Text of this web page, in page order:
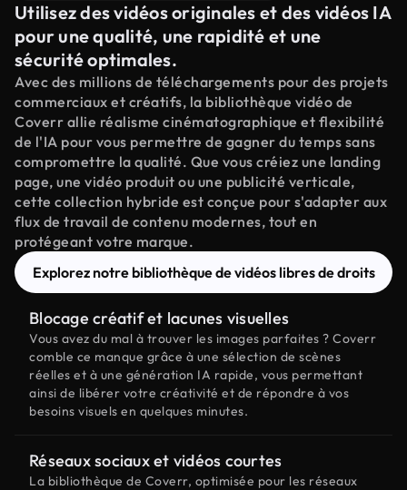
Utilisez des vidéos originales et des vidéos IA
pour une qualité, une rapidité et une
sécurité optimales.
Avec des millions de téléchargements pour des projets
commerciaux et créatifs, la bibliothèque vidéo de
Coverr allie réalisme cinématographique et flexibilité
de l'IA pour vous permettre de gagner du temps sans
compromettre la qualité. Que vous créiez une landing
page, une vidéo produit ou une publicité verticale,
cette collection hybride est conçue pour s'adapter aux
flux de travail de contenu modernes, tout en
protégeant votre marque.
Explorez notre bibliothèque de vidéos libres de droits
Blocage créatif et lacunes visuelles
Vous avez du mal à trouver les images parfaites ? Coverr
comble ce manque grâce à une sélection de scènes
réelles et à une génération IA rapide, vous permettant
ainsi de libérer votre créativité et de répondre à vos
besoins visuels en quelques minutes.
Réseaux sociaux et vidéos courtes
La bibliothèque de Coverr, optimisée pour les réseaux